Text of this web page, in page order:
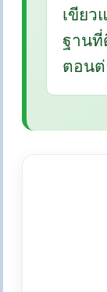
เขียว
ฐาน
ตอน